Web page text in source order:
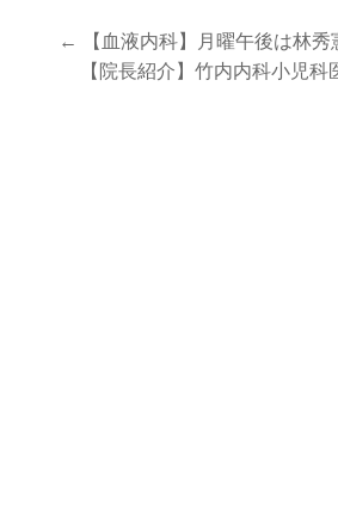
投
← 【血液内科】月曜午後は林秀
【院長紹介】竹内内科小児